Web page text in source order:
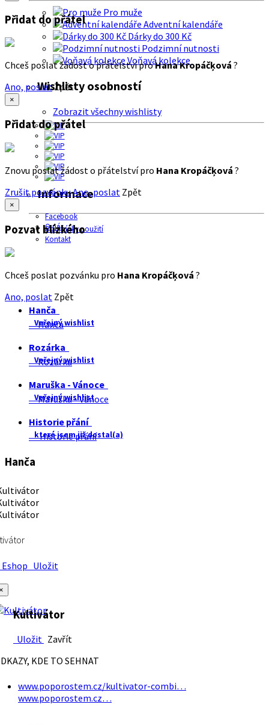
Pro muže
Adventní kalendáře
Dárky do 300 Kč
Podzimní nutnosti
Voňavá kolekce
Wishlisty osobností
Zobrazit všechny wishlisty
Informace
Facebook
O nás
Podmínky použití
Kontakt
Přidat do přátel
Chceš poslat žádost o přátelství proHana Kropáčķová ?
Ano, poslatZpět
×
Přidat do přátel
Znovu poslat žádost o přátelství pro Hana Kropáčķová ?
Zrušit pozvánkuAno, poslat Zpět
×
Pozvat blízkého
Chceš poslat pozvánku pro Hana Kropáčķová ?
Ano, poslat Zpět
Hanča
Veřejný wishlist
Hanča
Rozárka
Veřejný wishlist
Rozárka
Maruška - Vánoce
Veřejný wishlist
Maruška - Vánoce
Historie přání
které jsem již dostal(a)
Historie přání
Hanča
Uložit
Kultivátor
Uložit Zavřít
KDE TO SEHNAT
www.poporostem.cz/kultivator-combi…
www.poporostem.cz…